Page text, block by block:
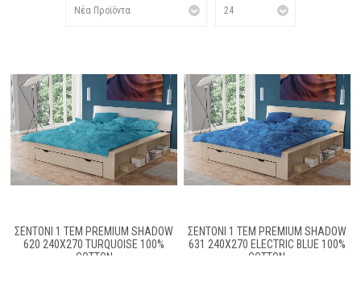
ΣΕΝΤΌΝΙ 1 ΤΕΜ PREMIUM SHADOW
620 240X270 TURQUOISE 100%
COTTON
ΣΕΝΤΌΝΙ 1 ΤΕΜ PREMIUM SHADOW
631 240X270 ELECTRIC BLUE 100%
COTTON